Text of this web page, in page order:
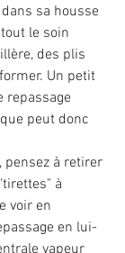
sa housse
le soin
des plis
Un petit
repassage
peut donc
pensez à retirer
à
voir en
en lui-
vapeur